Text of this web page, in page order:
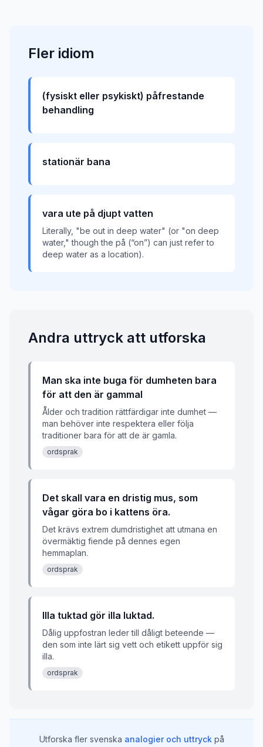
Fler idiom
(fysiskt eller psykiskt) påfrestande
behandling
stationär bana
vara ute på djupt vatten
Literally, "be out in deep water" (or "on deep
water," though the på (“on”) can just refer to
deep water as a location).
Andra uttryck att utforska
Man ska inte buga för dumheten bara
för att den är gammal
Ålder och tradition rättfärdigar inte dumhet —
man behöver inte respektera eller följa
traditioner bara för att de är gamla.
ordsprak
Det skall vara en dristig mus, som
vågar göra bo i kattens öra.
Det krävs extrem dumdristighet att utmana en
övermäktig fiende på dennes egen
hemmaplan.
ordsprak
Illa tuktad gör illa luktad.
Dålig uppfostran leder till dåligt beteende —
den som inte lärt sig vett och etikett uppför sig
illa.
ordsprak
Utforska fler svenska analogier och uttryck på